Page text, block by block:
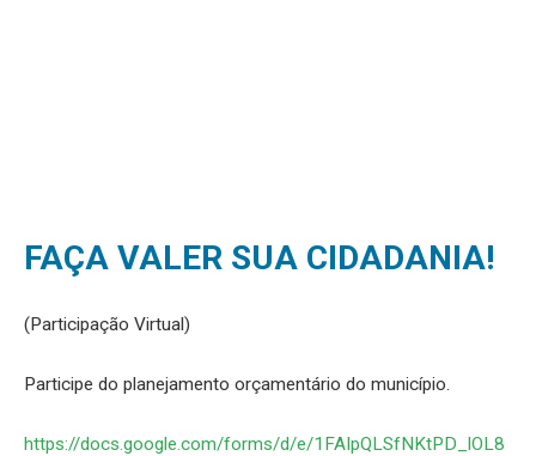
FAÇA VALER SUA CIDADANIA!
(Participação Virtual)
Participe do planejamento orçamentário do município.
https://docs.google.com/forms/d/e/1FAIpQLSfNKtPD_lOL8